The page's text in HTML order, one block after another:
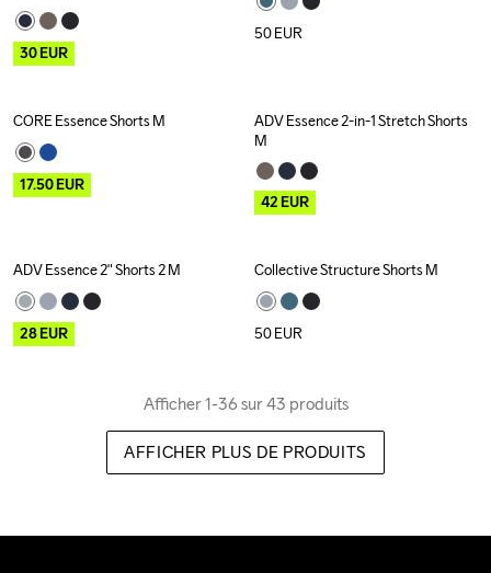
30EUR
50EUR
Outlet
CORE Essence Shorts M
17.50EUR
Outlet
ADV Essence 2-in-1 Stretch Shorts
M
42 EUR
Outlet
ADV Essence 2" Shorts 2 M
28EUR
Collective Structure Shorts M
50EUR
Afficher 1-36 sur 43 produits
AFFICHER PLUS DE PRODUITS